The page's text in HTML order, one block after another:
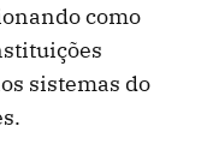
como
sistemas do